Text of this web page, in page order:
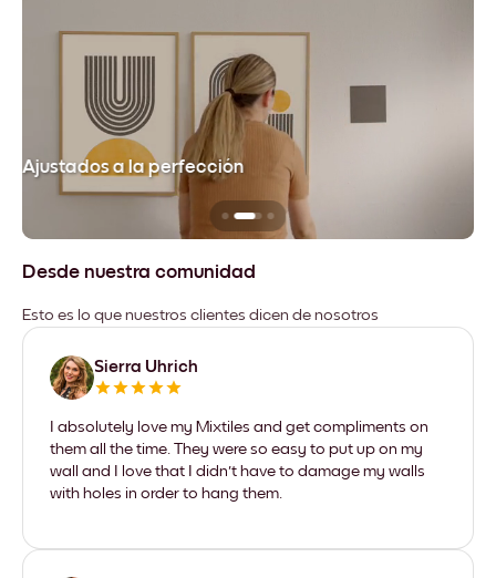
Ajustados a la perfección
Desde nuestra comunidad
Esto es lo que nuestros clientes dicen de nosotros
Sierra Uhrich
I absolutely love my Mixtiles and get compliments on
them all the time. They were so easy to put up on my
wall and I love that I didn't have to damage my walls
with holes in order to hang them.